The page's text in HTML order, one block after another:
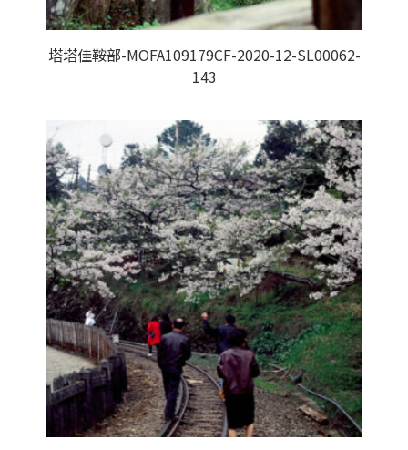
塔塔佳鞍部-MOFA109179CF-2020-12-SL00062-
143